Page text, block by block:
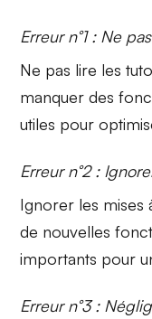
Erreur n°1 : Ne
Ne pas lire les
manquer des
utiles pour
Erreur n°2 :
Ignorer les mises
de nouvelles
importants pour
Erreur n°3 :